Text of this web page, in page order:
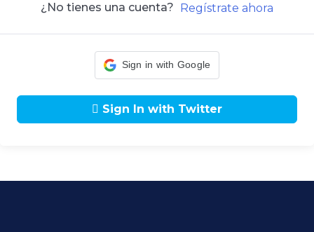
¿No tienes una cuenta? Regístrate ahora
Sign in with Google
Sign In with Twitter